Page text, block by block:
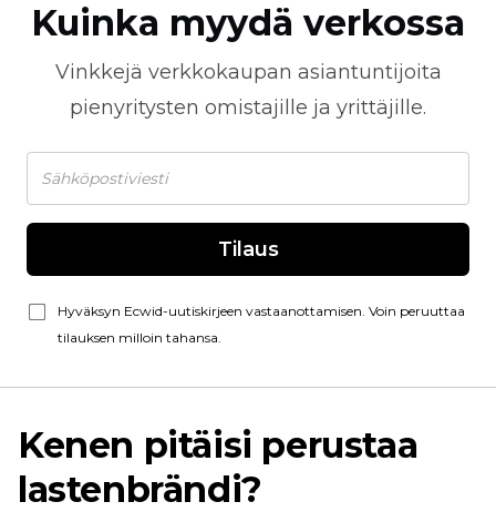
Kuinka myydä verkossa
Vinkkejä verkkokaupan asiantuntijoita
pienyritysten omistajille ja yrittäjille.
Tilaus
Hyväksyn Ecwid-uutiskirjeen vastaanottamisen. Voin peruuttaa
tilauksen milloin tahansa.
Kenen pitäisi perustaa
lastenbrändi?